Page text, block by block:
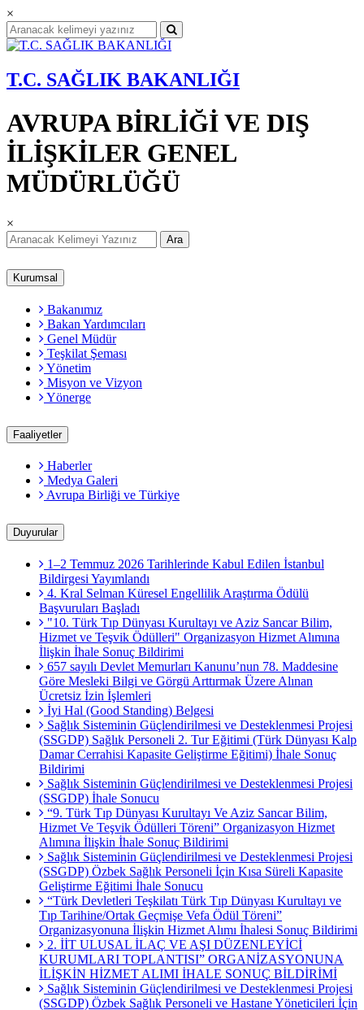
×
T.C. SAĞLIK BAKANLIĞI
AVRUPA BİRLİĞİ VE DIŞ
İLİŞKİLER GENEL
MÜDÜRLÜĞÜ
×
Ara
Kurumsal
Bakanımız
Bakan Yardımcıları
Genel Müdür
Teşkilat Şeması
Yönetim
Misyon ve Vizyon
Yönerge
Faaliyetler
Haberler
Medya Galeri
Avrupa Birliği ve Türkiye
Duyurular
1–2 Temmuz 2026 Tarihlerinde Kabul Edilen İstanbul
Bildirgesi Yayımlandı
4. Kral Selman Küresel Engellilik Araştırma Ödülü
Başvuruları Başladı
"10. Türk Tıp Dünyası Kurultayı ve Aziz Sancar Bilim,
Hizmet ve Teşvik Ödülleri" Organizasyon Hizmet Alımına
İlişkin İhale Sonuç Bildirimi
657 sayılı Devlet Memurları Kanunu’nun 78. Maddesine
Göre Mesleki Bilgi ve Görgü Arttırmak Üzere Alınan
Ücretsiz İzin İşlemleri
İyi Hal (Good Standing) Belgesi
Sağlık Sisteminin Güçlendirilmesi ve Desteklenmesi Projesi
(SSGDP) Sağlık Personeli 2. Tur Eğitimi (Türk Dünyası Kalp
Damar Cerrahisi Kapasite Geliştirme Eğitimi) İhale Sonuç
Bildirimi
Sağlık Sisteminin Güçlendirilmesi ve Desteklenmesi Projesi
(SSGDP) İhale Sonucu
“9. Türk Tıp Dünyası Kurultayı Ve Aziz Sancar Bilim,
Hizmet Ve Teşvik Ödülleri Töreni” Organizasyon Hizmet
Alımına İlişkin İhale Sonuç Bildirimi
Sağlık Sisteminin Güçlendirilmesi ve Desteklenmesi Projesi
(SSGDP) Özbek Sağlık Personeli İçin Kısa Süreli Kapasite
Geliştirme Eğitimi İhale Sonucu
“Türk Devletleri Teşkilatı Türk Tıp Dünyası Kurultayı ve
Tıp Tarihine/Ortak Geçmişe Vefa Ödül Töreni”
Organizasyonuna İlişkin Hizmet Alımı İhalesi Sonuç Bildirimi
2. İİT ULUSAL İLAÇ VE AŞI DÜZENLEYİCİ
KURUMLARI TOPLANTISI” ORGANİZASYONUNA
İLİŞKİN HİZMET ALIMI İHALE SONUÇ BİLDİRİMİ
Sağlık Sisteminin Güçlendirilmesi ve Desteklenmesi Projesi
(SSGDP) Özbek Sağlık Personeli ve Hastane Yöneticileri İçin